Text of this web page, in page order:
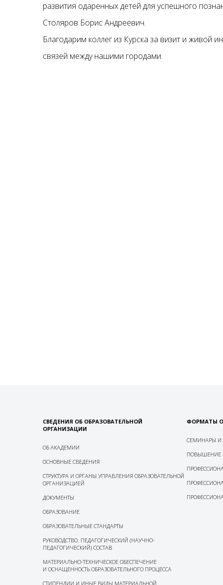
развития одаренных детей для успешного
Столяров Борис Андреевич.
Благодарим коллег из Курска за визит и
связей между нашими городами.
СВЕДЕНИЯ ОБ ОБРАЗОВАТЕЛЬНОЙ
ОРГАНИЗАЦИИ
ОБ АКАДЕМИИ
ОСНОВНЫЕ СВЕДЕНИЯ
СТРУКТУРА И ОРГАНЫ УПРАВЛЕНИЯ ОБРАЗОВАТЕЛЬНОЙ
ОРГАНИЗАЦИЕЙ
ДОКУМЕНТЫ
ОБРАЗОВАНИЕ
ОБРАЗОВАТЕЛЬНЫЕ СТАНДАРТЫ
РУКОВОДСТВО. ПЕДАГОГИЧЕСКИЙ (НАУЧНО-
ПЕДАГОГИЧЕСКИЙ) СОСТАВ
МАТЕРИАЛЬНО-ТЕХНИЧЕСКОЕ ОБЕСПЕЧЕНИЕ
И ОСНАЩЕННОСТЬ ОБРАЗОВАТЕЛЬНОГО ПРОЦЕССА
СТИПЕНДИИ И ИНЫЕ ВИДЫ МАТЕРИАЛЬНОЙ
ФОРМАТЫ
СЕМИНАРЫ И
ПОВЫШЕНИЕ